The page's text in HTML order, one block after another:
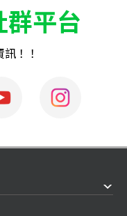
群平台
！！